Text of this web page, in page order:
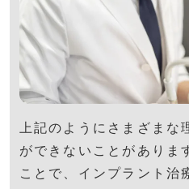
上記のようにさまざまな
ができないことがありま
ことで、インプラント治